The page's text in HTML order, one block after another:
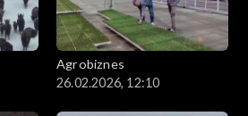
Agrobiznes
26.02.2026, 12:10